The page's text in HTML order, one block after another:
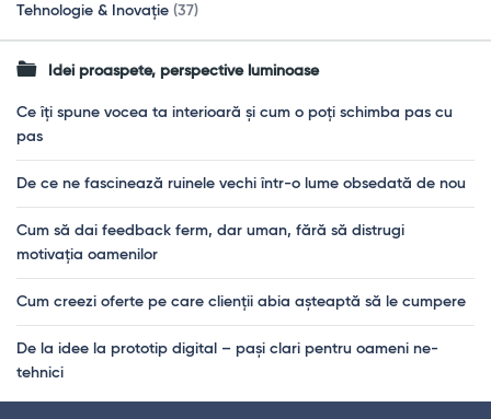
Tehnologie & Inovație (37)
Idei proaspete, perspective luminoase
Ce îți spune vocea ta interioară și cum o poți schimba pas cu
pas
De ce ne fascinează ruinele vechi într-o lume obsedată de nou
Cum să dai feedback ferm, dar uman, fără să distrugi
motivația oamenilor
Cum creezi oferte pe care clienții abia așteaptă să le cumpere
De la idee la prototip digital – pași clari pentru oameni ne-
tehnici